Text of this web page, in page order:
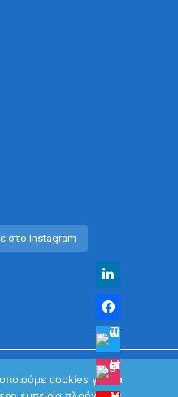
στο Instagram
cookies για να